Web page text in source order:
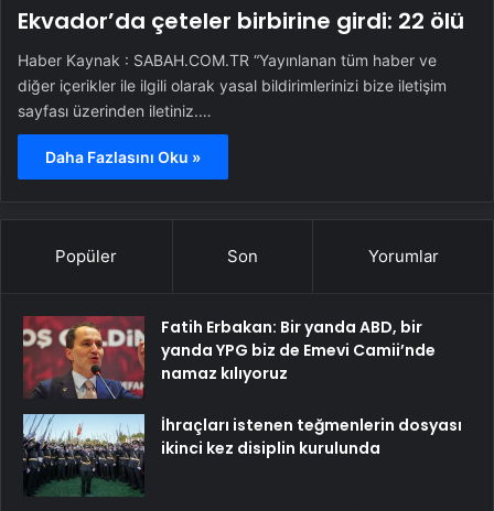
Ekvador’da çeteler birbirine girdi: 22 ölü
Haber Kaynak : SABAH.COM.TR “Yayınlanan tüm haber ve
diğer içerikler ile ilgili olarak yasal bildirimlerinizi bize iletişim
sayfası üzerinden iletiniz.…
Daha Fazlasını Oku »
Popüler Son Yorumlar
Fatih Erbakan: Bir yanda ABD, bir
yanda YPG biz de Emevi Camii’nde
namaz kılıyoruz
İhraçları istenen teğmenlerin dosyası
ikinci kez disiplin kurulunda